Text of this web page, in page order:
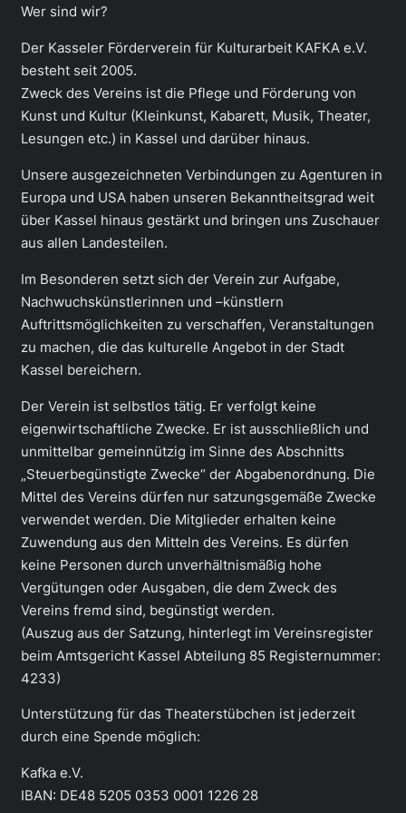
Wer sind wir?
Der Kasseler Förderverein für Kulturarbeit KAFKA e.V.
besteht seit 2005.
Zweck des Vereins ist die Pflege und Förderung von
Kunst und Kultur (Kleinkunst, Kabarett, Musik, Theater,
Lesungen etc.) in Kassel und darüber hinaus.
Unsere ausgezeichneten Verbindungen zu Agenturen in
Europa und USA haben unseren Bekanntheitsgrad weit
über Kassel hinaus gestärkt und bringen uns Zuschauer
aus allen Landesteilen.
Im Besonderen setzt sich der Verein zur Aufgabe,
Nachwuchskünstlerinnen und –künstlern
Auftrittsmöglichkeiten zu verschaffen, Veranstaltungen
zu machen, die das kulturelle Angebot in der Stadt
Kassel bereichern.
Der Verein ist selbstlos tätig. Er verfolgt keine
eigenwirtschaftliche Zwecke. Er ist ausschließlich und
unmittelbar gemeinnützig im Sinne des Abschnitts
„Steuerbegünstigte Zwecke“ der Abgabenordnung. Die
Mittel des Vereins dürfen nur satzungsgemäße Zwecke
verwendet werden. Die Mitglieder erhalten keine
Zuwendung aus den Mitteln des Vereins. Es dürfen
keine Personen durch unverhältnismäßig hohe
Vergütungen oder Ausgaben, die dem Zweck des
Vereins fremd sind, begünstigt werden.
(Auszug aus der Satzung, hinterlegt im Vereinsregister
beim Amtsgericht Kassel Abteilung 85 Registernummer:
4233)
Unterstützung für das Theaterstübchen ist jederzeit
durch eine Spende möglich:
Kafka e.V.
IBAN: DE48 5205 0353 0001 1226 28